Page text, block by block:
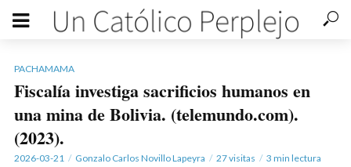
PACHAMAMA
Fiscalía investiga sacrificios humanos en
una mina de Bolivia. (telemundo.com).
(2023).
2026-03-21 Gonzalo Carlos Novillo Lapeyra 27 visitas 3 min lectura